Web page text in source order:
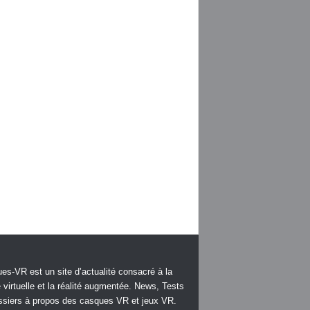
VR est un site d’actualité consacré à la
virtuelle et la réalité augmentée. News, Tests
à propos des casques VR et jeux VR.